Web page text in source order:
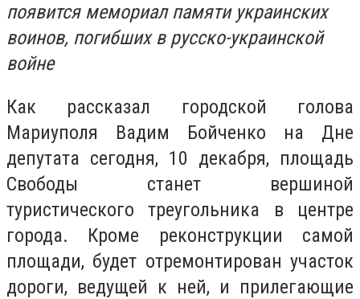
появится мемориал памяти украинских
воинов, погибших в русско-украинской
войне
Как рассказал городской голова
Мариуполя Вадим Бойченко на Дне
депутата сегодня, 10 декабря, площадь
Свободы станет вершиной
туристического треугольника в центре
города. Кроме реконструкции самой
площади, будет отремонтирован участок
дороги, ведущей к ней, и прилегающие